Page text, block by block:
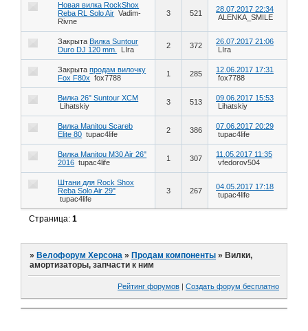
Новая вилка RockShox
Reba RL Solo Air Vadim-
Rivne
3 521
28.07.2017 22:34
ALENKA_SMILE
Закрыта Вилка Suntour
Duro DJ 120 mm.
LIra 2 372
26.07.2017 21:06
LIra
Закрытапродам вилочку
Fox F80x
fox7788 1 285
12.06.2017 17:31
fox7788
Вилка 26" Suntour XCM
Lihatskiy
3 513
09.06.2017 15:53
Lihatskiy
Вилка Manitou Scareb
Elite 80 tupac4life 2 386
07.06.2017 20:29
tupac4life
Вилка Manitou M30 Air 26"
2016 tupac4life 1 307
11.05.2017 11:35
vfedorov504
Штани для Rock Shox
Reba Solo Air 29"
tupac4life
3 267
04.05.2017 17:18
tupac4life
Страница:1
» Велофорум Херсона » Продам компоненты » Вилки,
амортизаторы, запчасти к ним
Рейтинг форумов Создать форум бесплатно